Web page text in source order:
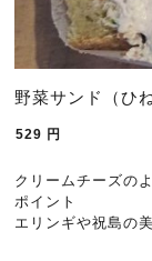
野菜サンド（ひ
529 円
クリームチーズの
ポイント
エリンギや祝島の